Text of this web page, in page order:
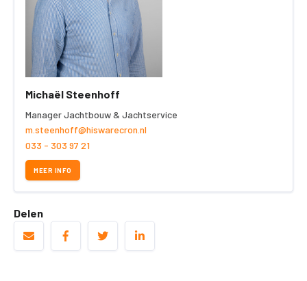
Michaël Steenhoff
Manager Jachtbouw & Jachtservice
m.steenhoff@hiswarecron.nl
033 - 303 97 21
MEER INFO
Delen